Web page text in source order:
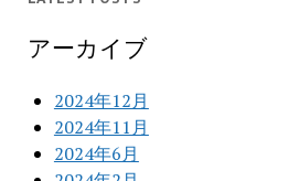
アーカイブ
2024年12月
2024年11月
2024年6月